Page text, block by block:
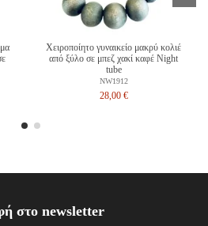
Χειροποίητο γυναικείο μακρύ κολιέ
από ξύλο σε μπεζ χακί καφέ Night
tube
NW1912
28,00 €
στο newsletter